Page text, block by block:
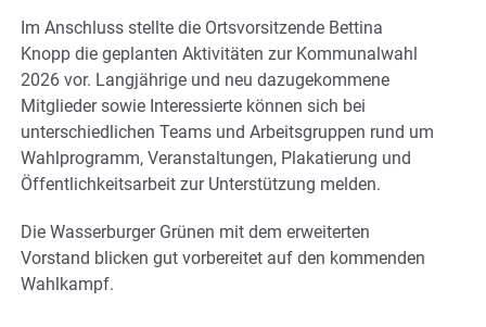
Im Anschluss stellte die Ortsvorsitzende Bettina
Knopp die geplanten Aktivitäten zur Kommunalwahl
2026 vor. Langjährige und neu dazugekommene
Mitglieder sowie Interessierte können sich bei
unterschiedlichen Teams und Arbeitsgruppen rund um
Wahlprogramm, Veranstaltungen, Plakatierung und
Öffentlichkeitsarbeit zur Unterstützung melden.
Die Wasserburger Grünen mit dem erweiterten
Vorstand blicken gut vorbereitet auf den kommenden
Wahlkampf.